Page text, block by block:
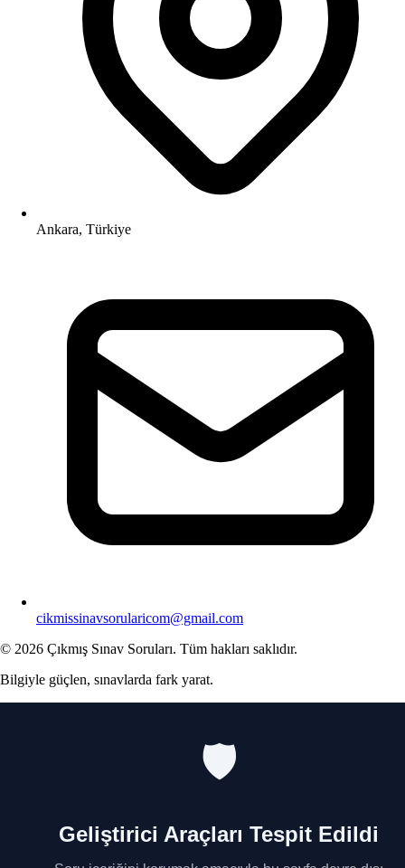
Ankara, Türkiye
cikmissinavsorularicom@gmail.com
© 2026 Çıkmış Sınav Soruları. Tüm hakları saklıdır.
Bilgiyle güçlen, sınavlarda fark yarat.
🛡️
Geliştirici Araçları Tespit Edildi